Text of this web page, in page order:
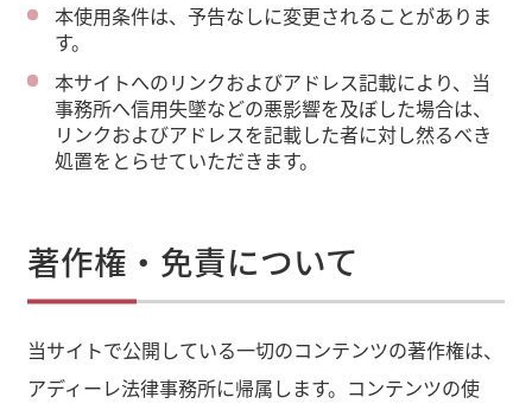
本使用条件は、予告なしに変更されることがありま
す。
本サイトへのリンクおよびアドレス記載により、当
事務所へ信用失墜などの悪影響を及ぼした場合は、
リンクおよびアドレスを記載した者に対し然るべき
処置をとらせていただきます。
著作権・免責について
当サイトで公開している一切のコンテンツの著作権は、
アディーレ法律事務所に帰属します。コンテンツの使